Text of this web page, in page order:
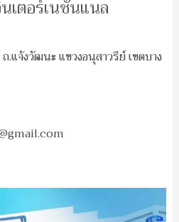
เตอร์เนชั่นแนล
แจ้งวัฒนะ แขวงอนุสาวรีย์ เขตบาง